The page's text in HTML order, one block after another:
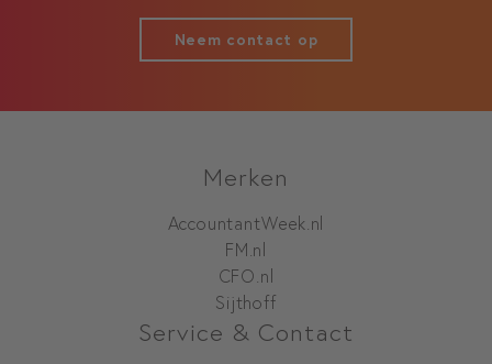
Neem contact op
Merken
AccountantWeek.nl
FM.nl
CFO.nl
Sijthoff
Service & Contact